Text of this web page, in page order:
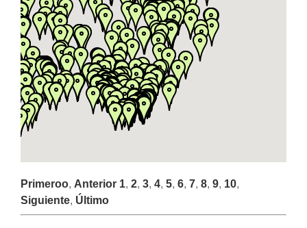
NAVEGACIÓN
Primeroo, Anterior 1, 2, 3, 4, 5, 6, 7, 8, 9, 10,
Siguiente, Último